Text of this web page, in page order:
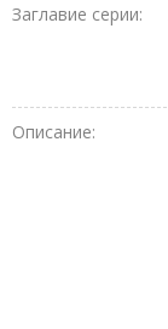
Заглавие серии:
Описание: